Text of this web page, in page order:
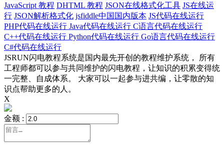
JavaScript 教程 DHTML 教程 JSON在线格式化工具 JS在线运
行 JSON解析格式化 jsfiddle中国国内版本 JS代码在线运行
PHP代码在线运行 Java代码在线运行 C语言代码在线运行
C++代码在线运行 Python代码在线运行 Go语言代码在线运行
C#代码在线运行
JSRUN闪电教程系统是国内最先开创的教程维护系统， 所有
工程师都可以参与共同维护的闪电教程，让知识的积累变得统
一完整、自成体系。 大家可以一起参与进共编，让零散的知
识点帮助更多的人。
X
金额 :